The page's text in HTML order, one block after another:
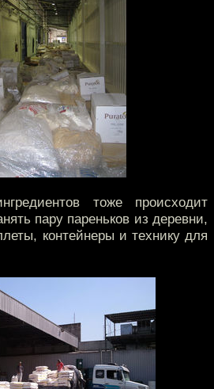
тоже происходит
пару пареньков из деревни,
контейнеры и технику для